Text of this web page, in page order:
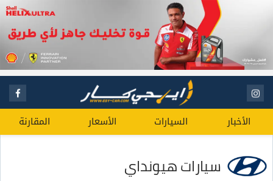
الأخبار السيارات الأسعار المقارنة
سيارات هيونداي